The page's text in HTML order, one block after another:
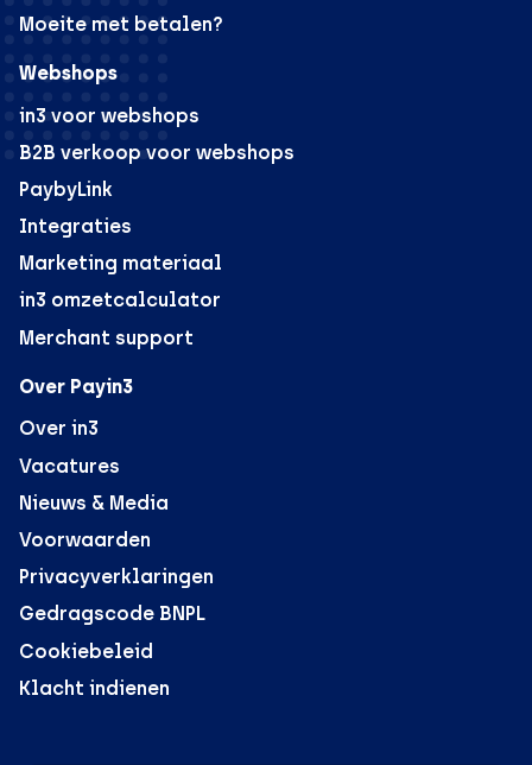
Moeite met betalen?
Webshops
in3 voor webshops
B2B verkoop voor webshops
PaybyLink
Integraties
Marketing materiaal
in3 omzetcalculator
Merchant support
Over Payin3
Over in3
Vacatures
Nieuws & Media
Voorwaarden
Privacyverklaringen
Gedragscode BNPL
Cookiebeleid
Klacht indienen